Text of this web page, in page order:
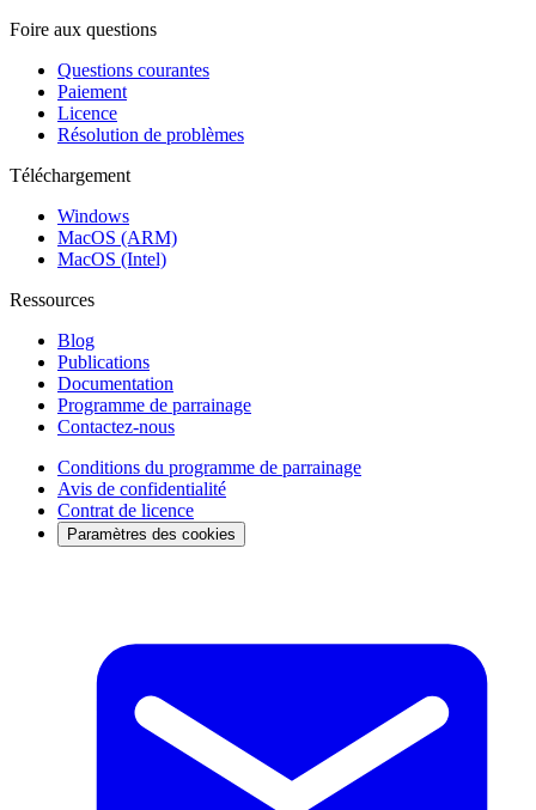
Foire aux questions
Questions courantes
Paiement
Licence
Résolution de problèmes
Téléchargement
Windows
MacOS (ARM)
MacOS (Intel)
Ressources
Blog
Publications
Documentation
Programme de parrainage
Contactez-nous
Conditions du programme de parrainage
Avis de confidentialité
Contrat de licence
Paramètres des cookies